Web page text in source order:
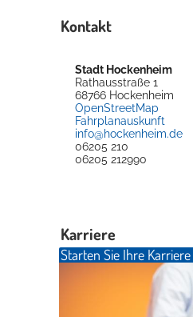
Kontakt
Stadt Hockenheim
Rathausstraße 1
68766 Hockenheim
OpenStreetMap
Fahrplanauskunft
info@hockenheim.de
06205 210
06205 212990
Karriere
Starten Sie Ihre